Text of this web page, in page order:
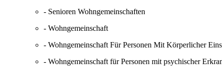
- Senioren Wohngemeinschaften
- Wohngemeinschaft
- Wohngemeinschaft Für Personen Mit Körperlicher
- Wohngemeinschaft für Personen mit psychischer